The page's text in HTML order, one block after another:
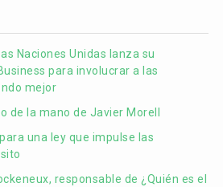
Naciones Unidas lanza su
para involucrar a las
mejor
de la mano de Javier Morell
una ley que impulse las
responsable de ¿Quién es el